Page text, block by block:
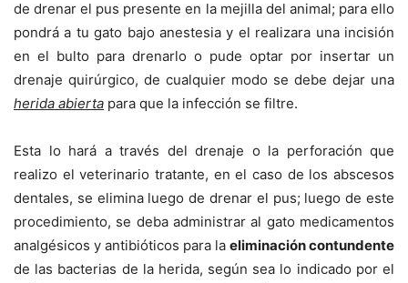
de drenar el pus presente en la mejilla del animal; para ello
pondrá a tu gato bajo anestesia y el realizara una incisión
en el bulto para drenarlo o pude optar por insertar un
drenaje quirúrgico, de cualquier modo se debe dejar una
herida abierta para que la infección se filtre.
Esta lo hará a través del drenaje o la perforación que
realizo el veterinario tratante, en el caso de los abscesos
dentales, se elimina luego de drenar el pus; luego de este
procedimiento, se deba administrar al gato medicamentos
analgésicos y antibióticos para la eliminación contundente
de las bacterias de la herida, según sea lo indicado por el